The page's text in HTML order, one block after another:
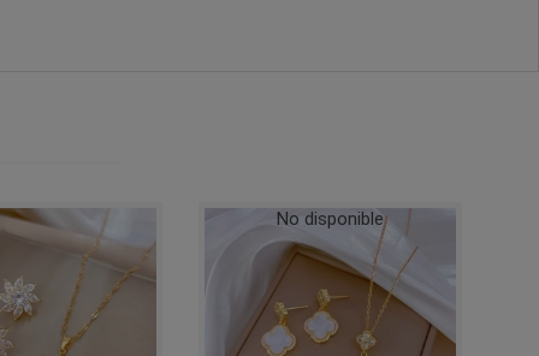
No disponible